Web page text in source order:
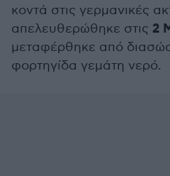
κοντά στις γερμανικές
απελευθερώθηκε στις 2
μεταφέρθηκε από
φορτηγίδα γεμάτη νερό.